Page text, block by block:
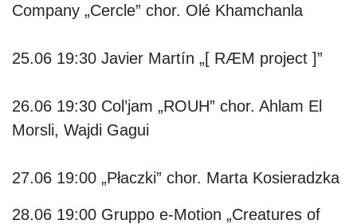
Company „Cercle” chor. Olé Khamchanla
25.06 19:30 Javier Martín „[ RÆM project ]”
26.06 19:30 Col’jam „ROUH” chor. Ahlam El
Morsli, Wajdi Gagui
27.06 19:00 „Płaczki” chor. Marta Kosieradzka
28.06 19:00 Gruppo e-Motion „Creatures of